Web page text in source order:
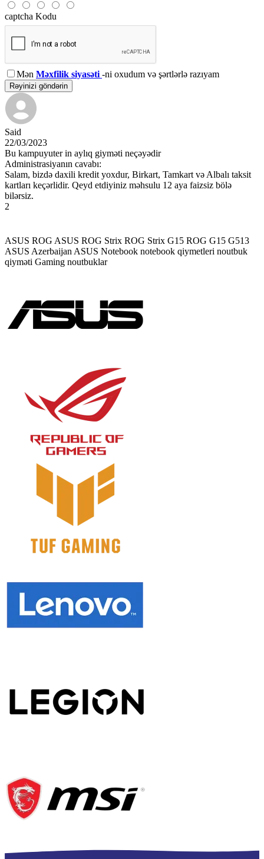
captcha Kodu
Mən Məxfilik siyasəti -ni oxudum və şərtlərlə razıyam
Rəyinizi göndərin
Said
22/03/2023
Bu kampuyuter in aylıq giyməti neçəyədir
Administrasiyanın cavabı:
Salam, bizdə daxili kredit yoxdur, Birkart, Tamkart və Albalı taksit
kartları keçərlidir. Qeyd etdiyiniz məhsulu 12 aya faizsiz bölə
bilərsiz.
2
ASUS ROG ASUS ROG Strix ROG Strix G15 ROG G15 G513
ASUS Azerbaijan ASUS Notebook notebook qiymetleri noutbuk
qiyməti Gaming noutbuklar